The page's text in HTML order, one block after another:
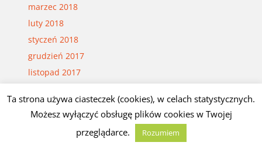
marzec 2018
luty 2018
styczeń 2018
grudzień 2017
listopad 2017
wrzesień 2017
sierpień 2017
Ta strona używa ciasteczek (cookies), w celach statystycznych.
Możesz wyłączyć obsługę plików cookies w Twojej
przeglądarce.
Rozumiem